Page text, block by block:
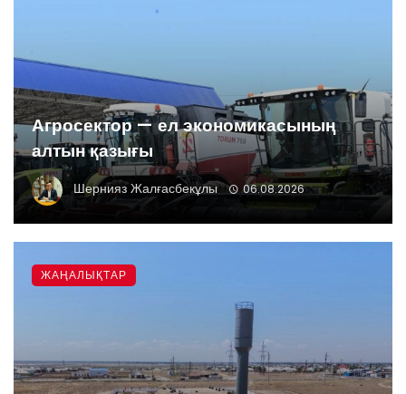
Агросектор — ел экономикасының
алтын қазығы
Шернияз Жалғасбекұлы 06.08.2026
ЖАҢАЛЫҚТАР